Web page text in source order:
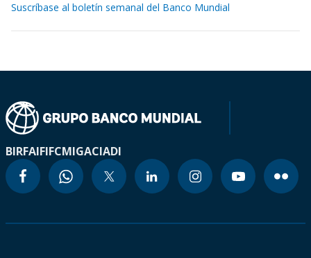
Suscríbase al boletín semanal del Banco Mundial
BIRFAIFIFCMIGACIADI